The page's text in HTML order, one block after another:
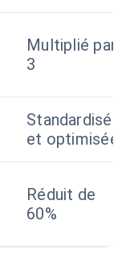
Multiplié par
3
Standardisée
et optimisée
Réduit de
60%